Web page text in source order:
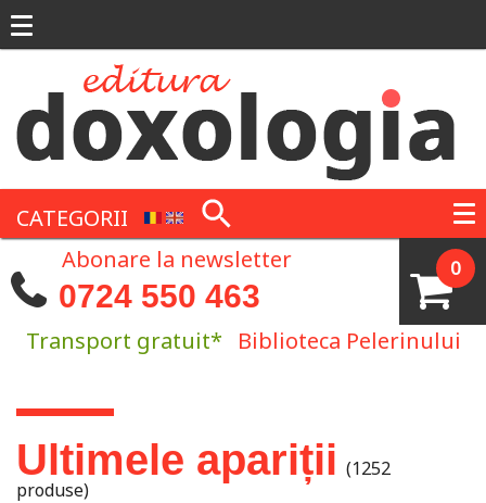
CATEGORII
0
Abonare la newsletter
0724 550 463
Transport gratuit* Biblioteca Pelerinului
Eşti aici
Ultimele apariții (1252
produse)